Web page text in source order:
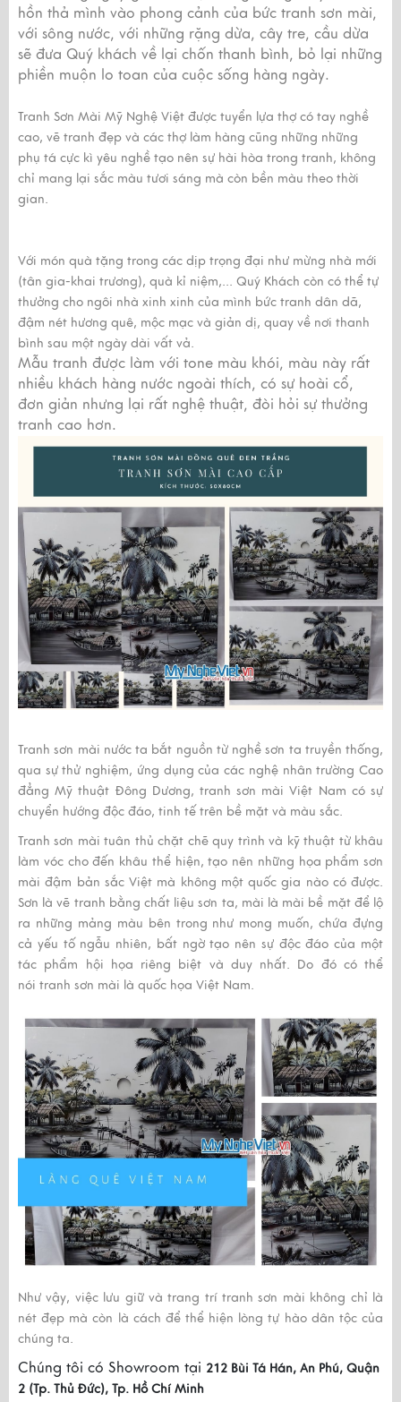
hồn thả mình vào phong cảnh của bức tranh sơn mài,
với sông nước, với những rặng dừa, cây tre, cầu dừa
sẽ đưa Quý khách về lại chốn thanh bình, bỏ lại những
phiền muộn lo toan của cuộc sống hàng ngày.
Tranh Sơn Mài Mỹ Nghệ Việt được tuyển lựa thợ có tay nghề
cao, vẽ tranh đẹp và các thợ làm hàng cũng những những
phụ tá cực kì yêu nghề tạo nên sự hài hòa trong tranh, không
chỉ mang lại sắc màu tươi sáng mà còn bền màu theo thời
gian.
Với món quà tặng trong các dịp trọng đại như mừng nhà mới
(tân gia-khai trương), quà kỉ niệm,... Quý Khách còn có thể tự
thưởng cho ngôi nhà xinh xinh của mình bức tranh dân dã,
đậm nét hương quê, mộc mạc và giản dị, quay về nơi thanh
bình sau một ngày dài vất vả.
Mẫu tranh được làm với tone màu khói, màu này rất
nhiều khách hàng nước ngoài thích, có sự hoài cổ,
đơn giản nhưng lại rất nghệ thuật, đòi hỏi sự thưởng
tranh cao hơn.
Tranh sơn mài nước ta bắt nguồn từ nghề sơn ta truyền thống,
qua sự thử nghiệm, ứng dụng của các nghệ nhân trường Cao
đẳng Mỹ thuật Đông Dương, tranh sơn mài Việt Nam có sự
chuyển hướng độc đáo, tinh tế trên bề mặt và màu sắc.
Tranh sơn mài tuân thủ chặt chẽ quy trình và kỹ thuật từ khâu
làm vóc cho đến khâu thể hiện, tạo nên những họa phẩm sơn
mài đậm bản sắc Việt mà không một quốc gia nào có được.
Sơn là vẽ tranh bằng chất liệu sơn ta, mài là mài bề mặt để lộ
ra những mảng màu bên trong như mong muốn, chứa đựng
cả yếu tố ngẫu nhiên, bất ngờ tạo nên sự độc đáo của một
tác phẩm hội họa riêng biệt và duy nhất. Do đó có thể
nói tranh sơn mài là quốc họa Việt Nam.
Như vậy, việc lưu giữ và trang trítranh sơn mài không chỉ là
nét đẹp mà còn là cách để thể hiện lòng tự hào dân tộc của
chúng ta.
Chúng tôi có Showroom tại 212 Bùi Tá Hán, An Phú, Quận
2 (Tp. Thủ Đức), Tp. Hồ Chí Minh